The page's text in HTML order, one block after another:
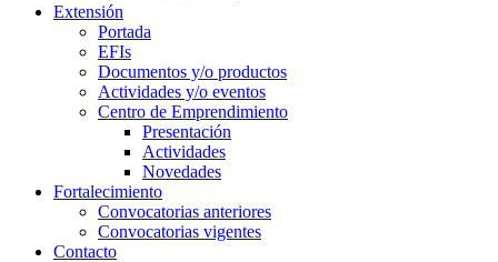
Extensión
Portada
EFIs
Documentos y/o productos
Actividades y/o eventos
Centro de Emprendimiento
Presentación
Actividades
Novedades
Fortalecimiento
Convocatorias anteriores
Convocatorias vigentes
Contacto